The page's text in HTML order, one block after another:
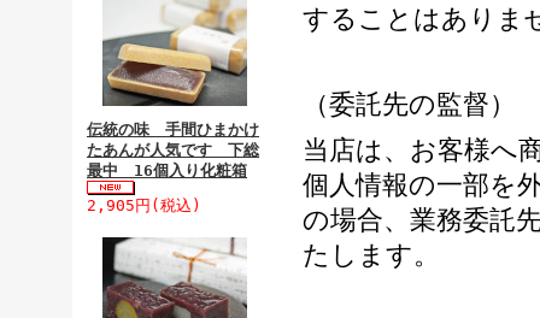
伝統の味 手間ひまかけ
たあんが人気です 下総
最中 16個入り化粧箱
2,905円(税込)
することはありま
（委託先の監督）
当店は、お客様へ
個人情報の一部を
の場合、業務委託
たします。